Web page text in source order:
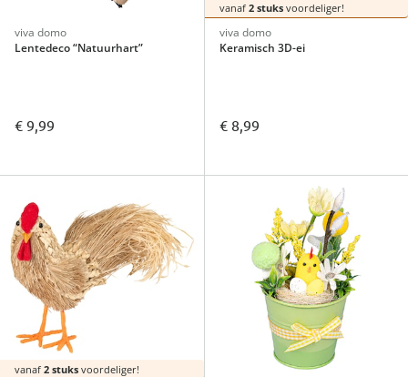
viva domo
Lentedeco “Natuurhart”
€ 9,99
vanaf 2 stuksvoordeliger!
viva domo
Keramisch 3D-ei
€ 8,99
vanaf 2 stuks voordeliger!